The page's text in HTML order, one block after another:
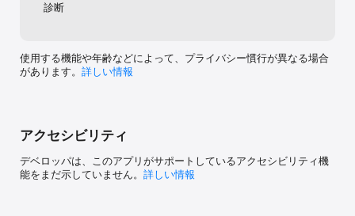
診断
使用する機能や年齢などによって、プライバシー慣行が異なる場合
があります。 詳しい情報
アクセシビリティ
デベロッパは、このアプリがサポートしているアクセシビリティ機
能をまだ示していません。 詳しい情報